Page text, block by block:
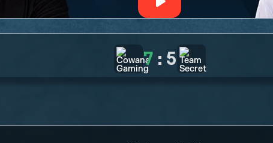
7 : 5